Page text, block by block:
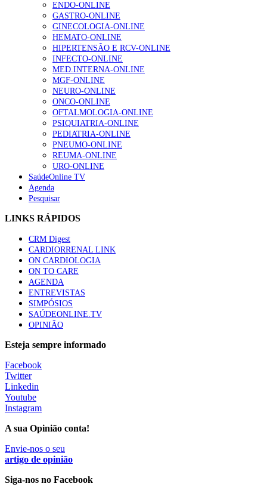
Alguns milhares de utentes podem ficar sem médico de
família com nova regras do registo, alerta associação
167 visualizações
Quase quatro em cada dez doentes com enfarte
apresentavam níveis elevados de Lp(a), revela estudo
84 visualizações
Trodelvy aprovado para primeira linha no cancro da
mama triplo negativo metastático em doentes não
elegíveis para inibidores PD-(L)1
58 visualizações
te na Insuficiência Cardíaca” da Bayer
Canábis medicinal e saúde mental
53 visualizações
MAIS NOTÍCIAS
Plataforma criada por estudantes apoia famílias após
diagnóstico de demência
5 Ago, 2026
ULS Alto Alentejo e IPO de Lisboa reforçam cooperação em
Oncologia, formação e investigação
ENDO-ONLINE
GASTRO-ONLINE
GINECOLOGIA-ONLINE
HEMATO-ONLINE
HIPERTENSÃO E RCV-ONLINE
INFECTO-ONLINE
MED.INTERNA-ONLINE
MGF-ONLINE
NEURO-ONLINE
ONCO-ONLINE
OFTALMOLOGIA-ONLINE
PSIQUIATRIA-ONLINE
PEDIATRIA-ONLINE
PNEUMO-ONLINE
REUMA-ONLINE
URO-ONLINE
SaúdeOnline TV
Agenda
Pesquisar
LINKS RÁPIDOS
CRM Digest
CARDIORRENAL LINK
ON CARDIOLOGIA
ON TO CARE
AGENDA
ENTREVISTAS
SIMPÓSIOS
SAÚDEONLINE.TV
OPINIÃO
Esteja sempre informado
Facebook
Twitter
Linkedin
Youtube
Instagram
A sua Opinião conta!
Envie-nos o seu
artigo de opinião
Siga-nos no Facebook